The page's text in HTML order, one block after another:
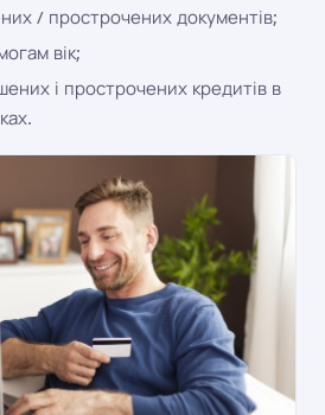
/ прострочених документів;
вік;
і прострочених кредитів в